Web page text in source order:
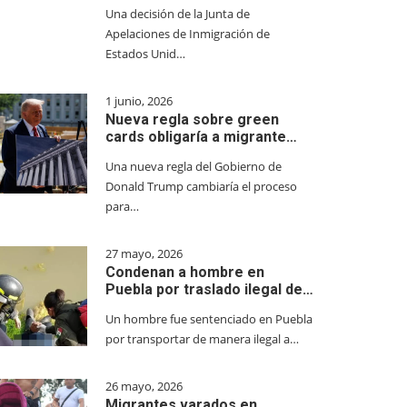
Una decisión de la Junta de
Apelaciones de Inmigración de
Estados Unid…
1 junio, 2026
Nueva regla sobre green
cards obligaría a migrante…
Una nueva regla del Gobierno de
Donald Trump cambiaría el proceso
para…
27 mayo, 2026
Condenan a hombre en
Puebla por traslado ilegal de…
Un hombre fue sentenciado en Puebla
por transportar de manera ilegal a…
26 mayo, 2026